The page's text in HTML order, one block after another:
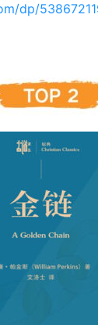
dp/